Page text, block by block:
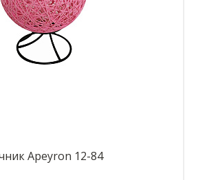
Apeyron 12-84